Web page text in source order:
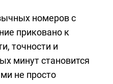
номеров с
приковано к
точности и
минут становится
не просто